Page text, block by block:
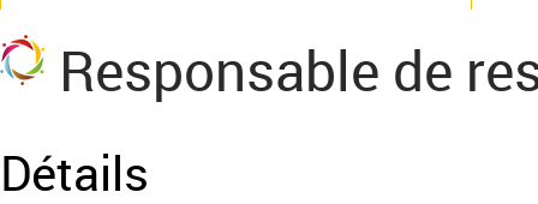
Responsable de
Détails